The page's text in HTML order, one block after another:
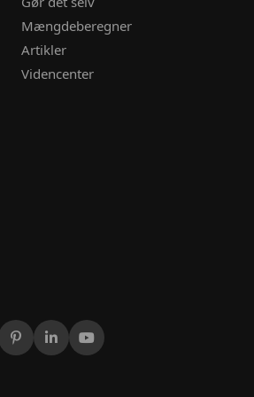
Mængdeberegner
Artikler
Videncenter